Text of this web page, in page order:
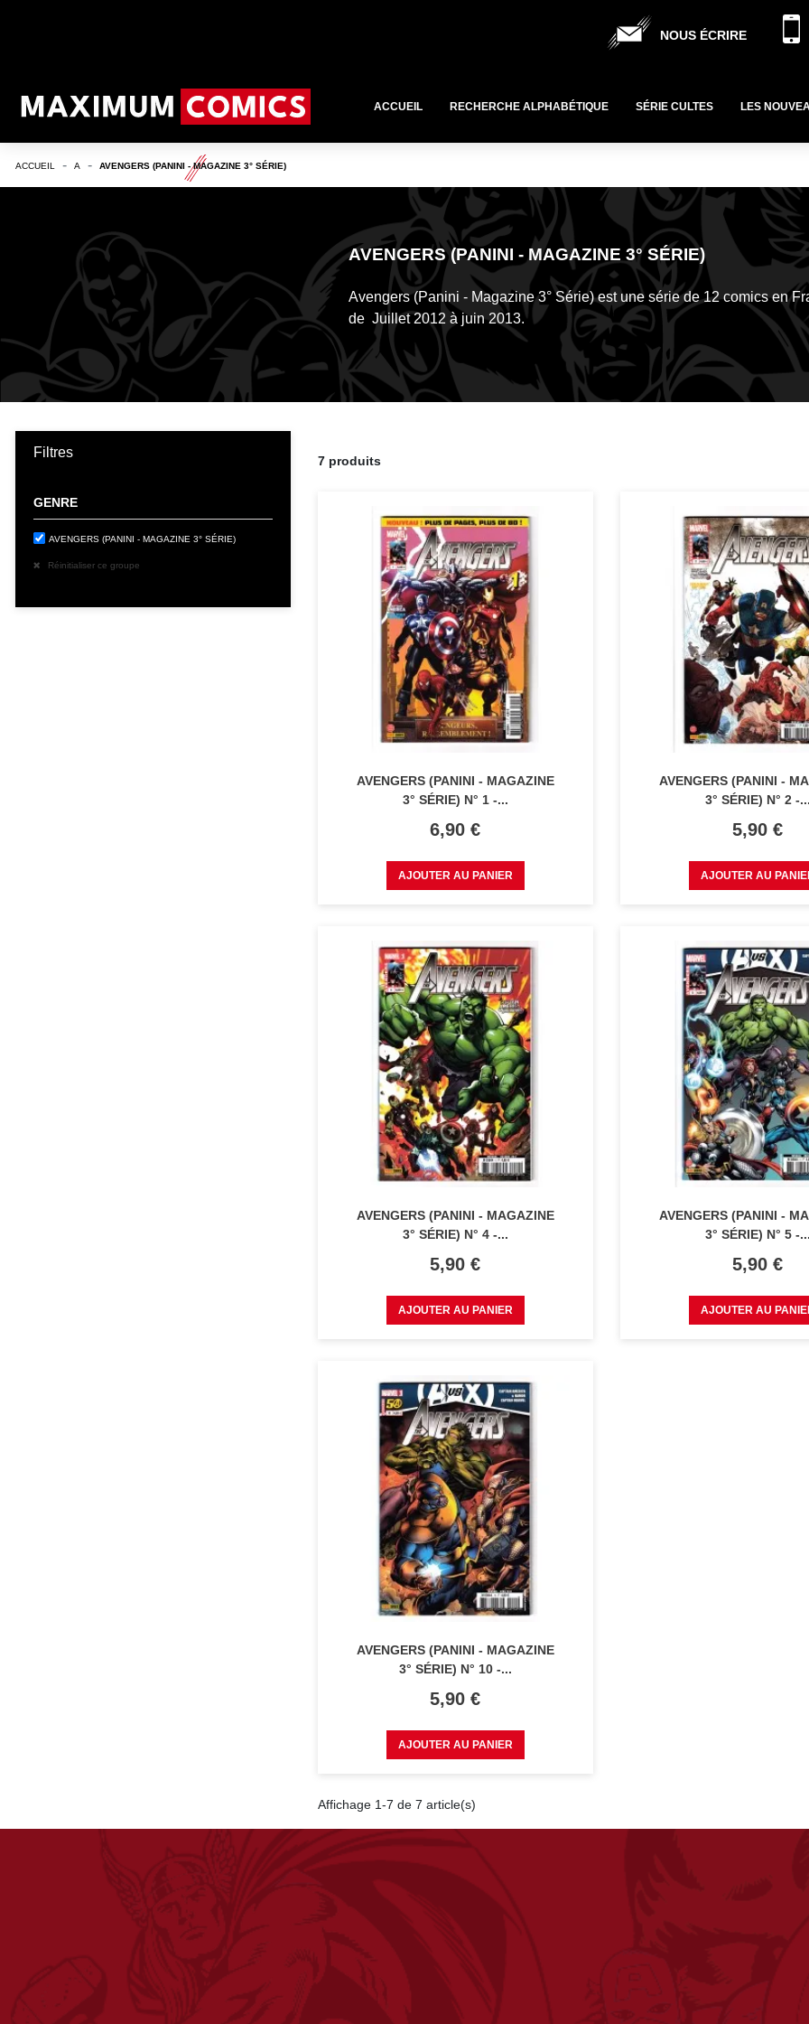
NOUS ÉCRIRE
ACCUEIL RECHERCHE ALPHABÉTIQUE SÉRIE CULTES LES
ACCUEIL A AVENGERS (PANINI - MAGAZINE 3° SÉRIE)
AVENGERS (PANINI - MAGAZINE 3° SÉRIE)
Avengers (Panini - Magazine 3° Série) est une série de 12 comics en
de Juillet 2012 à juin 2013.
Filtres
GENRE
AVENGERS (PANINI - MAGAZINE 3° SÉRIE)
Réinitialiser ce groupe
7 produits
AVENGERS (PANINI - MAGAZINE
3° SÉRIE) N° 1 -...
Prix
6,90 €
AJOUTER AU PANIER
AVENGERS (PANINI -
3° SÉRIE) N° 2 -...
Prix
5,90 €
AJOUTER AU
AVENGERS (PANINI - MAGAZINE
3° SÉRIE) N° 4 -...
Prix
5,90 €
AJOUTER AU PANIER
AVENGERS (PANINI -
3° SÉRIE) N° 5 -...
Prix
5,90 €
AJOUTER AU
AVENGERS (PANINI - MAGAZINE
3° SÉRIE) N° 10 -...
Prix
5,90 €
AJOUTER AU PANIER
Affichage 1-7 de 7 article(s)